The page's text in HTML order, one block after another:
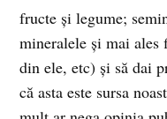
fructe și legume;
mineralele și mai
din ele, etc) și să dai
că asta este sursa